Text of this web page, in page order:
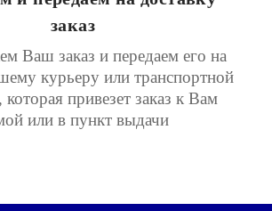
заказ
Ваш заказ и передаем его на
курьеру или транспортной
привезет заказ к Вам
или в пункт выдачи